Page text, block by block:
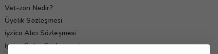
Vet-zon Nedir?
Üyelik Sözleşmesi
iyzico Alıcı Sözleşmesi
iyzico Satıcı Sözleşmesi